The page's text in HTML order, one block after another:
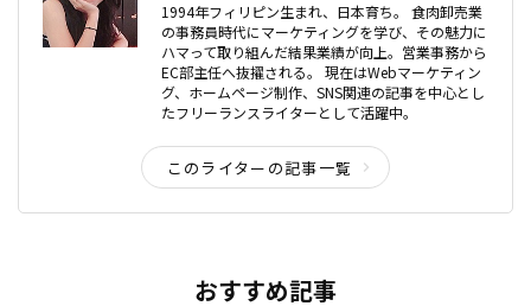
1994年フィリピン生まれ、日本育ち。 食肉卸売業
の事務員時代にマーケティングを学び、その魅力に
ハマって取り組んだ結果業績が向上。営業事務から
EC部主任へ抜擢される。 現在はWebマーケティン
グ、ホームページ制作、SNS関連の記事を中心とし
たフリーランスライターとして活躍中。
このライターの記事一覧
おすすめ記事